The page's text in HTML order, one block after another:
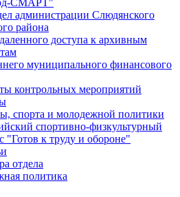
СМАРТ"
администрации Слюдянского
района
доступа к архивным
муниципального финансового
контрольных мероприятий
спорта и молодежной политики
спортивно-физкультурный
"Готов к труду и обороне"
отдела
политика